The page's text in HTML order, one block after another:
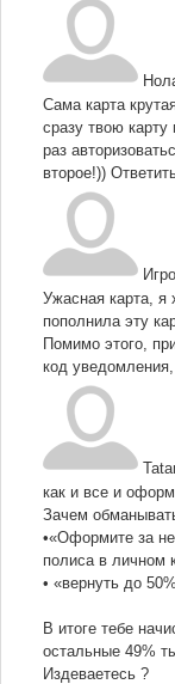
Сама карта
сразу твою
раз
второе!))
Ужасная карта, я
пополнила эту
Помимо этого,
код
как и все и
Зачем
•«Оформите за
полиса в личном
• «вернуть до
В итоге тебе
остальные 49%
Издеваетесь ?